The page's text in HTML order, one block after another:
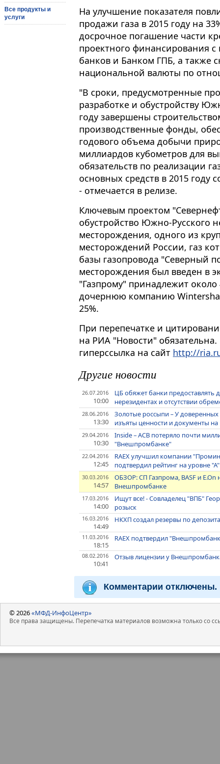
Все продукты и
услуги
На улучшение показателя
продажи газа в 2015 году на
досрочное погашение части
проектного финансирования
банков и Банком ГПБ, а также
национальной валюты по
"В сроки, предусмотренные
разработке и обустройству
году завершены
производственные фонды,
годового объема добычи
миллиардов кубометров для
обязательств по реализации
основных средств в 2015 году
- отмечается в релизе.
Ключевым проектом
обустройство Южно-Русского
месторождения, одного из
месторождений России, газ
базы газопровода "Северный
месторождения был введен в
"Газпрому" принадлежит
дочернюю компанию
25%.
При перепечатке и
на РИА "Новости"
гиперссылка на сайт http://
Другие новости
26.07.2016
10:00
ЦБ обяжет банки предоставлять
нерезидентах и отсутствии
28.06.2016
13:30
Золотые россыпи – У
изъяты ценности и документы
29.04.2016
10:30
Inside – АСВ потеряло почти
"Внешпромбанке"
22.04.2016
12:45
RAEX улучшил компании
подтвердил рейтинг на уровне "А"
30.03.2016
14:57
ОБЗОР: СП Газпрома, BASF и
Внешпромбанке
17.03.2016
14:00
Ищут все! - Совладелец "ВПБ"
розыск
16.03.2016
14:49
НКХП создал резервы по
11.03.2016
18:15
RAEX подтвердил
08.02.2016
10:41
Отзыв лицензии у
Комментарии отключены.
© 2026«МФД-ИнфоЦентр»
Все права защищены. Перепечатка материалов возможна только со